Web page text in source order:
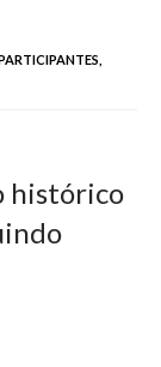
histórico